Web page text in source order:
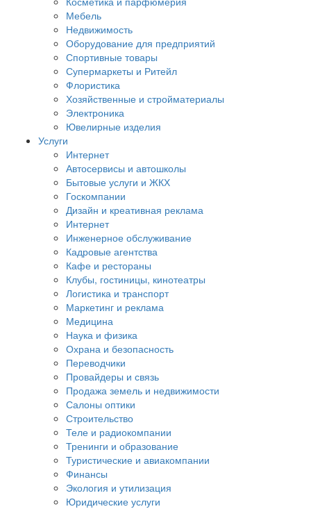
Мебель
Недвижимость
Оборудование для предприятий
Спортивные товары
Супермаркеты и Ритейл
Флористика
Хозяйственные и стройматериалы
Электроника
Ювелирные изделия
Услуги
Интернет
Автосервисы и автошколы
Бытовые услуги и ЖКХ
Госкомпании
Дизайн и креативная реклама
Интернет
Инженерное обслуживание
Кадровые агентства
Кафе и рестораны
Клубы, гостиницы, кинотеатры
Логистика и транспорт
Маркетинг и реклама
Медицина
Наука и физика
Охрана и безопасность
Переводчики
Провайдеры и связь
Продажа земель и недвижимости
Салоны оптики
Строительство
Теле и радиокомпании
Тренинги и образование
Туристические и авиакомпании
Финансы
Экология и утилизация
Юридические услуги